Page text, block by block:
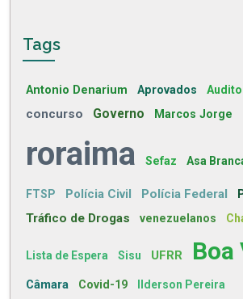
Tags
Antonio Denarium Aprovados
concurso Governo Marcos Jorge
roraima Sefaz Asa
FTSP Polícia Civil Polícia Federal
Tráfico de Drogas venezuelanos
Lista de Espera Sisu UFRR Boa
Câmara Covid-19 Ilderson Pereira